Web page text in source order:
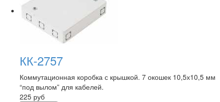
КК-2757
Коммутационная коробка с крышкой. 7 окошек 10,5х10,5 мм
“под вылом” для кабелей.
225 руб